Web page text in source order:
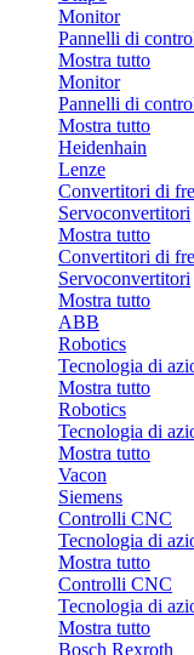
Monitor
Pannelli di
Mostra tutto
Monitor
Pannelli di
Mostra tutto
Heidenhain
Lenze
Convertitori di
Servoconvertitori
Mostra tutto
Convertitori di
Servoconvertitori
Mostra tutto
ABB
Robotics
Tecnologia di
Mostra tutto
Robotics
Tecnologia di
Mostra tutto
Vacon
Siemens
Controlli CNC
Tecnologia di
Mostra tutto
Controlli CNC
Tecnologia di
Mostra tutto
Bosch Rexroth